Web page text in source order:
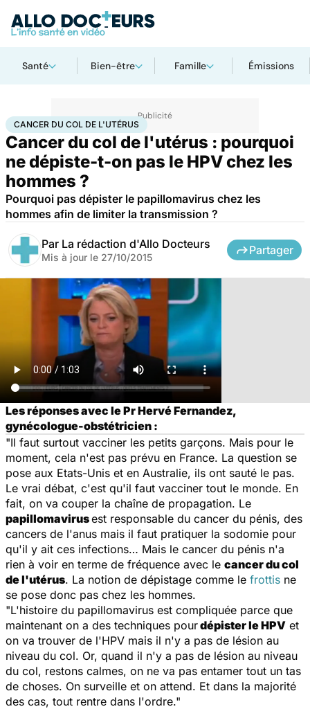
Santé Bien-être Famille Émissions
AccueilSanté Maladies CancerCancer du col de l'utérus
CANCER DU COL DE L'UTÉRUS
Cancer du col de l'utérus : pourquoi
ne dépiste-t-on pas le HPV chez les
hommes ?
Pourquoi pas dépister le papillomavirus chez les
hommes afin de limiter la transmission ?
Par La rédaction d'Allo Docteurs
Mis à jour le 27/10/2015
Partager
Les réponses avec le Pr Hervé Fernandez,
gynécologue-obstétricien :
"Il faut surtout vacciner les petits garçons. Mais pour le
moment, cela n'est pas prévu en France. La question se
pose aux Etats-Unis et en Australie, ils ont sauté le pas.
Le vrai débat, c'est qu'il faut vacciner tout le monde. En
fait, on va couper la chaîne de propagation. Le
papillomavirusest responsable du cancer du pénis, des
cancers de l'anus mais il faut pratiquer la sodomie pour
qu'il y ait ces infections… Mais le cancer du pénis n'a
rien à voir en terme de fréquence avec le cancer du col
de l'utérus. La notion de dépistage comme le frottis ne
se pose donc pas chez les hommes.
"L'histoire du papillomavirus est compliquée parce que
maintenant on a des techniques pourdépister le HPV et
on va trouver de l'HPV mais il n'y a pas de lésion au
niveau du col. Or, quand il n'y a pas de lésion au niveau
du col, restons calmes, on ne va pas entamer tout un tas
de choses. On surveille et on attend. Et dans la majorité
des cas, tout rentre dans l'ordre."